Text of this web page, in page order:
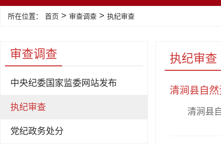
所在位置： 首页 > 审查调查 > 执纪审查
审查调查
中央纪委国家监委网站发布
执纪审查
党纪政务处分
执纪审查
清涧县自
清涧县自